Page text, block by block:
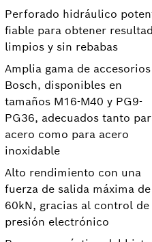
Perforado hidráulico
fiable para obtener
limpios y sin rebabas
Amplia gama de accesorios
Bosch, disponibles en
tamaños M16-M40 y PG9-
PG36, adecuados tanto
acero como para acero
inoxidable
Alto rendimiento con una
fuerza de salida máxima de
60kN, gracias al control de
presión electrónico